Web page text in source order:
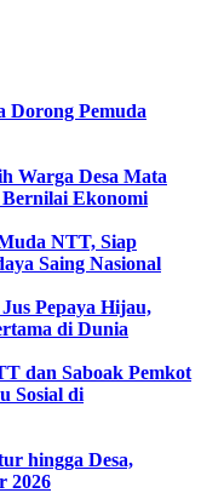
Dorong Pemuda
Warga Desa Mata
Ekonomi
NTT, Siap
Saing Nasional
Pepaya Hijau,
di Dunia
dan Saboak Pemkot
Sosial di
hingga Desa,
2026